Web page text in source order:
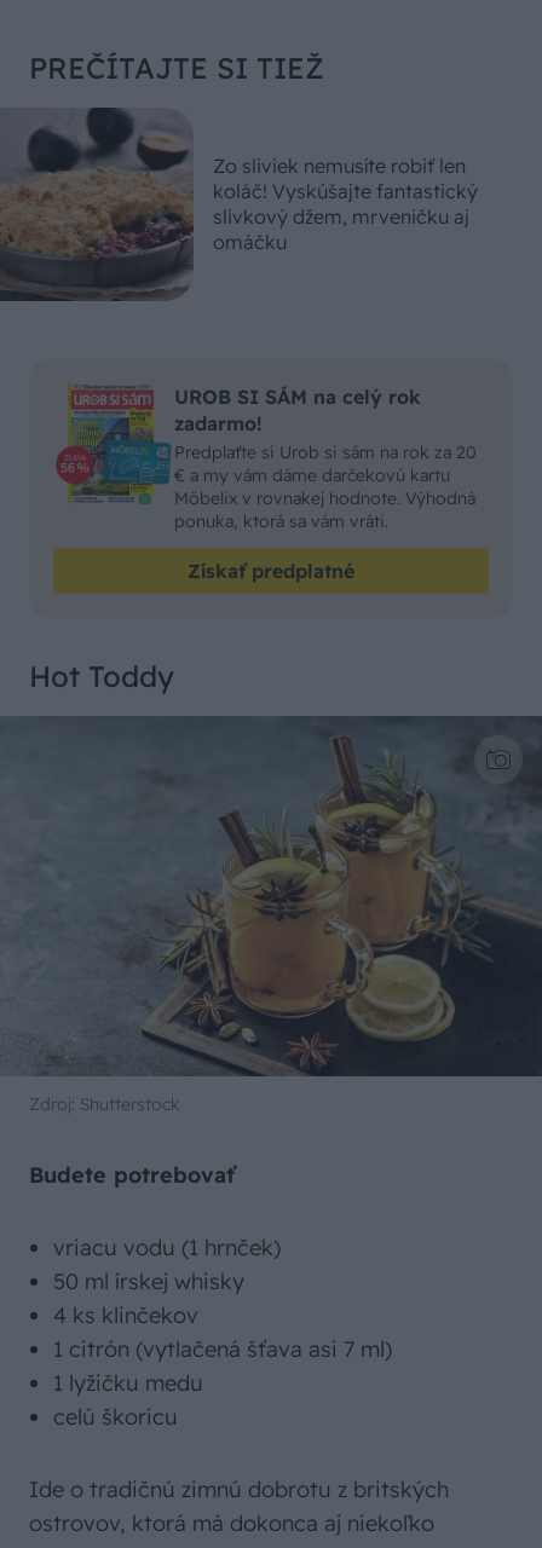
PREČÍTAJTE SI TIEŽ
Zo sliviek nemusíte robiť len
koláč! Vyskúšajte fantastický
slivkový džem, mrveničku aj
omáčku
UROB SI SÁM na celý rok
zadarmo!
Predplaťte si Urob si sám na rok za 20
€ a my vám dáme darčekovú kartu
Möbelix v rovnakej hodnote. Výhodná
ponuka, ktorá sa vám vráti.
Získať predplatné
Hot Toddy
Zdroj: Shutterstock
Budete potrebovať
vriacu vodu (1 hrnček)
50 ml írskej whisky
4 ks klinčekov
1 citrón (vytlačená šťava asi 7 ml)
1 lyžičku medu
celú škoricu
Ide o tradičnú zimnú dobrotu z britských
ostrovov, ktorá má dokonca aj niekoľko